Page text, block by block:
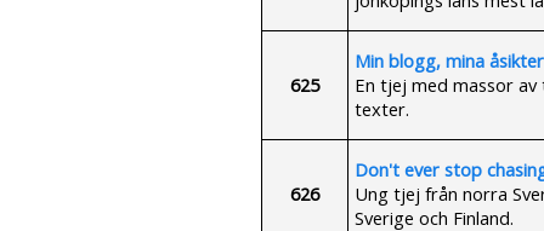
625
Min blogg, mina
En tjej med massor
texter.
626
Don't ever stop
Ung tjej från norra
Sverige och Finland.